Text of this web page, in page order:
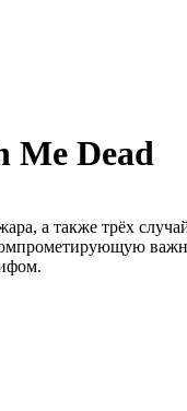
Me Dead
а также трёх